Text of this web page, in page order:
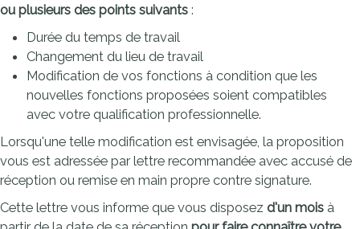
ou plusieurs des points suivants :
Durée du temps de travail
Changement du lieu de travail
Modification de vos fonctions à condition que les
nouvelles fonctions proposées soient compatibles
avec votre qualification professionnelle.
Lorsqu'une telle modification est envisagée, la proposition
vous est adressée par lettre recommandée avec accusé de
réception ou remise en main propre contre signature.
Cette lettre vous informe que vous disposez d'un mois à